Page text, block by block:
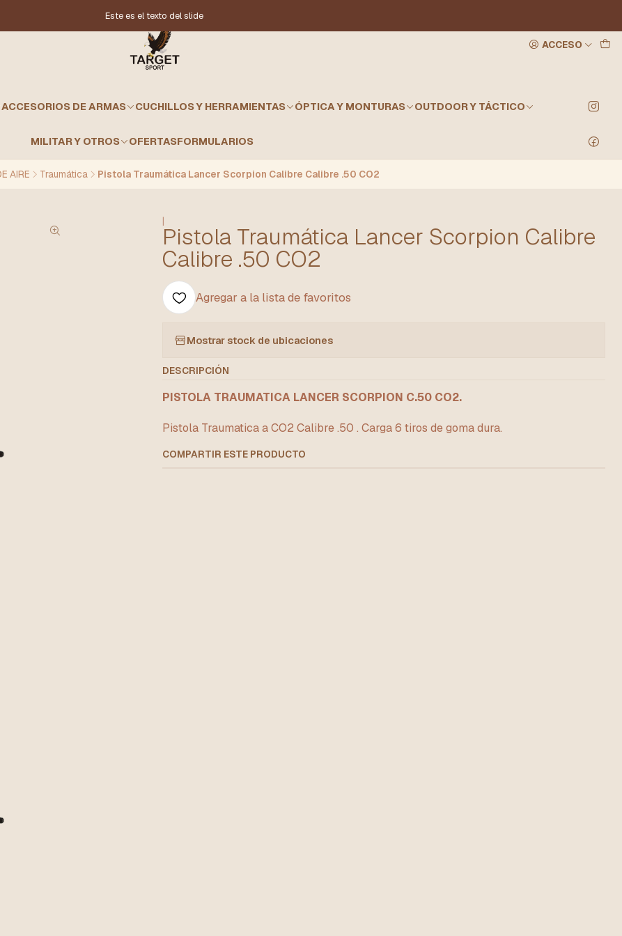
ACCESO
ACCESORIOS DE ARMAS CUCHILLOS Y HERRAMIENTAS ÓPTICA Y MONTURAS OUTDOOR Y TÁCTICO
MILITAR Y OTROS OFERTASFORMULARIOS
Este es el texto del slide
AIRE Traumática Pistola Traumática Lancer Scorpion Calibre Calibre .50 CO2
|
Pistola Traumática Lancer Scorpion Calibre
Calibre .50 CO2
Agregar a la lista de favoritos
Mostrar stock de ubicaciones
DESCRIPCIÓN
PISTOLA TRAUMATICA LANCER SCORPION C.50 CO2.
Pistola Traumatica a CO2 Calibre .50 . Carga 6 tiros de goma dura.
COMPARTIR ESTE PRODUCTO